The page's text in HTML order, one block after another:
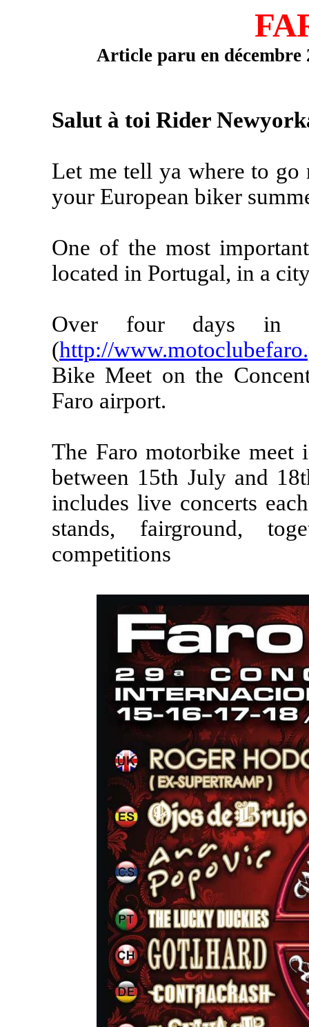
Article paru en
Salut à toi Rider
Let me tell ya where to
your European biker
One of the most
located in Portugal, in a
Over four days in
(http://
Bike Meet on the
Faro airport.
The Faro motorbike
between 15th July and
includes live concerts
stands, fairground,
competitions